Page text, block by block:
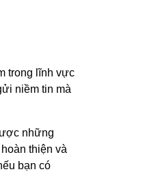
trong lĩnh vực
niềm tin mà
những
thiện và
bạn có